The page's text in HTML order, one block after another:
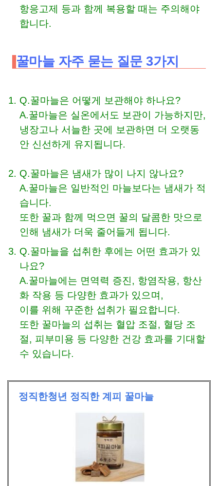
항응고제 등과 함께 복용할 때는 주의해야
합니다.
꿀마늘 자주 묻는 질문 3가지
Q.꿀마늘은 어떻게 보관해야 하나요?
A.꿀마늘은 실온에서도 보관이 가능하지만,
냉장고나 서늘한 곳에 보관하면 더 오랫동
안 신선하게 유지됩니다.
Q.꿀마늘은 냄새가 많이 나지 않나요?
A.꿀마늘은 일반적인 마늘보다는 냄새가 적
습니다.
또한 꿀과 함께 먹으면 꿀의 달콤한 맛으로
인해 냄새가 더욱 줄어들게 됩니다.
Q.꿀마늘을 섭취한 후에는 어떤 효과가 있
나요?
A.꿀마늘에는 면역력 증진, 항염작용, 항산
화 작용 등 다양한 효과가 있으며,
이를 위해 꾸준한 섭취가 필요합니다.
또한 꿀마늘의 섭취는 혈압 조절, 혈당 조
절, 피부미용 등 다양한 건강 효과를 기대할
수 있습니다.
정직한청년 정직한 계피 꿀마늘